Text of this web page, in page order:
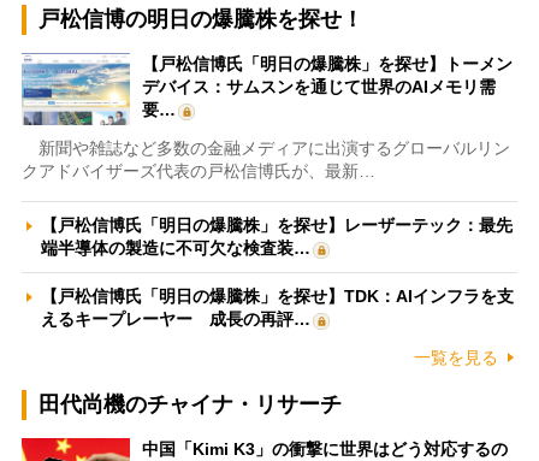
戸松信博の明日の爆騰株を探せ！
【戸松信博氏「明日の爆騰株」を探せ】トーメン
デバイス：サムスンを通じて世界のAIメモリ需
要…
新聞や雑誌など多数の金融メディアに出演するグローバルリン
クアドバイザーズ代表の戸松信博氏が、最新…
【戸松信博氏「明日の爆騰株」を探せ】レーザーテック：最先
端半導体の製造に不可欠な検査装…
【戸松信博氏「明日の爆騰株」を探せ】TDK：AIインフラを支
えるキープレーヤー 成長の再評…
一覧を見る
田代尚機のチャイナ・リサーチ
中国「Kimi K3」の衝撃に世界はどう対応するの